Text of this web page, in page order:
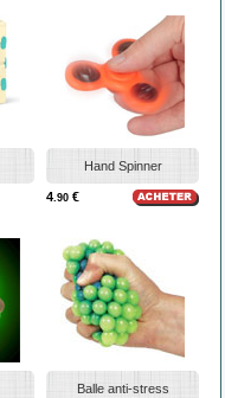
Hand Spinner
4.90 €
Balle anti-stress